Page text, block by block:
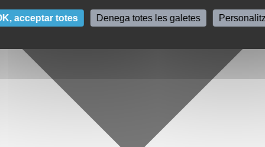
acceptar totes Denega totes les galetes